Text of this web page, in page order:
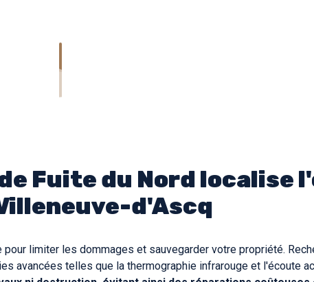
Fuite du Nord localise
d'Ascq
limiter les dommages et sauvegarder votre propriété.
avancées telles que la thermographie infrarouge et l'écoute